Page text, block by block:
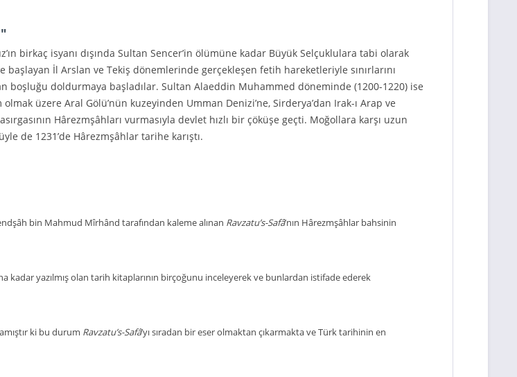
birkaç isyanı dışında Sultan Sencer’in ölümüne kadar Büyük Selçuklulara tabi olarak
başlayan İl Arslan ve Tekiş dönemlerinde gerçekleşen fetih hareketleriyle sınırlarını
boşluğu doldurmaya başladılar. Sultan Alaeddin Muhammed döneminde (1200-1220) ise
üzere Aral Gölü’nün kuzeyinden Umman Denizi’ne, Sirderya’dan Irak-ı Arap ve
Hârezmşâhları vurmasıyla devlet hızlı bir çöküşe geçti. Moğollara karşı uzun
de 1231’de Hârezmşâhlar tarihe karıştı.
bin Mahmud Mîrhând tarafından kaleme alınan Ravzatu’s-Safâ’nın Hârezmşâhlar bahsinin
kadar yazılmış olan tarih kitaplarının birçoğunu inceleyerek ve bunlardan istifade ederek
ki bu durum Ravzatu’s-Safâ’yı sıradan bir eser olmaktan çıkarmakta ve Türk tarihinin en